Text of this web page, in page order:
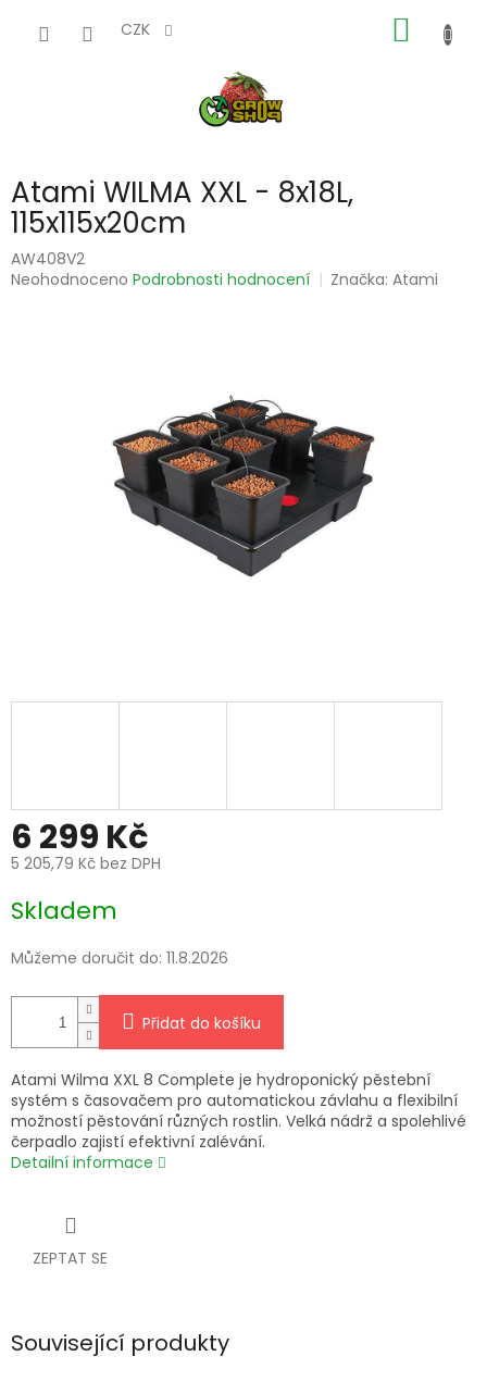
CZK
KOŠÍK
Atami WILMA XXL - 8x18L,
115x115x20cm
AW408V2
Průměrné
Neohodnoceno Podrobnosti hodnocení Značka:Atami
6 299 Kč
5 205,79 Kč bez DPH
cena:
Skladem
Můžeme doručit do: 11.8.2026
Přidat do košíku
Atami Wilma XXL 8 Complete je hydroponický pěstební
systém s časovačem pro automatickou závlahu a flexibilní
možností pěstování různých rostlin. Velká nádrž a spolehlivé
čerpadlo zajistí efektivní zalévání.
Detailní informace
ZEPTAT SE
Související produkty